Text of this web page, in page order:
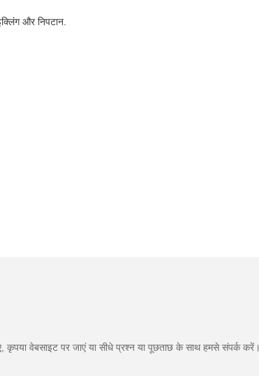
और निपटान.
वेबसाइट पर जाएं या सीधे प्रश्न या पूछताछ के साथ हमसे संपर्क करें।